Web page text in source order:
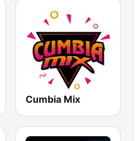
Cumbia Mix